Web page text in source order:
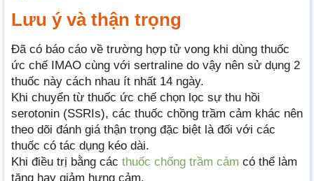
Lưu ý và thận trọng
Đã có báo cáo về trường hợp tử vong khi dùng thuốc
ức chế IMAO cùng với sertraline do vậy nên sử dụng 2
thuốc này cách nhau ít nhất 14 ngày.
Khi chuyển từ thuốc ức chế chọn lọc sự thu hồi
serotonin (SSRIs), các thuốc chồng trầm cảm khác nên
theo dõi đánh giá thận trọng đặc biệt là đối với các
thuốc có tác dụng kéo dài.
Khi điều trị bằng các thuốc chống trầm cảm có thể làm
tăng hay giảm hưng cảm.